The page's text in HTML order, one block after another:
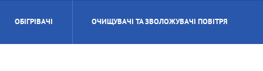
ОБІГРІВАЧІ ОЧИЩУВАЧІ ТА ЗВОЛОЖУВАЧІ ПОВІТРЯ